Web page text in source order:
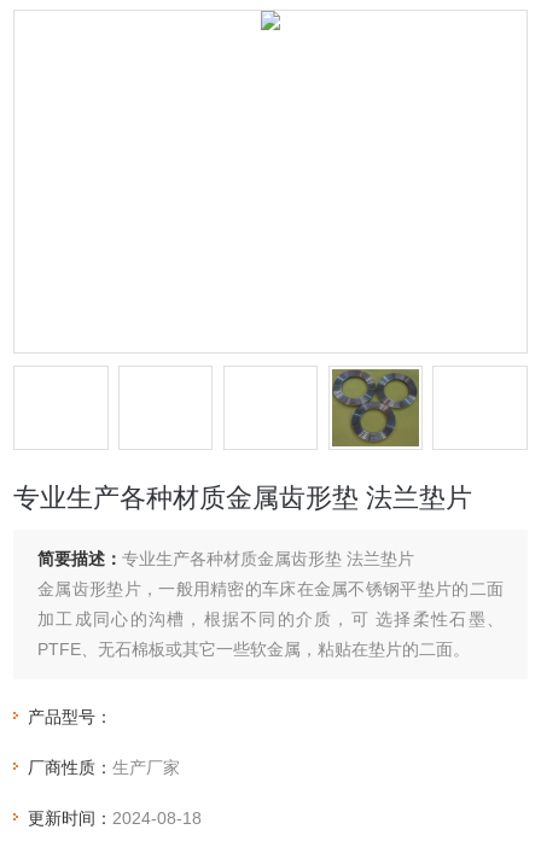
专业生产各种材质金属齿形垫 法兰垫片
简要描述：专业生产各种材质金属齿形垫 法兰垫片
金属齿形垫片，一般用精密的车床在金属不锈钢平垫片的二面
加工成同心的沟槽，根据不同的介质，可 选择柔性石墨、
PTFE、无石棉板或其它一些软金属，粘贴在垫片的二面。
产品型号：
厂商性质：生产厂家
更新时间： 2024-08-18